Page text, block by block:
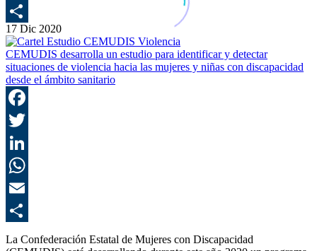
17 Dic 2020
CEMUDIS desarrolla un estudio para identificar y detectar
situaciones de violencia hacia las mujeres y niñas con discapacidad
desde el ámbito sanitario
La Confederación Estatal de Mujeres con Discapacidad